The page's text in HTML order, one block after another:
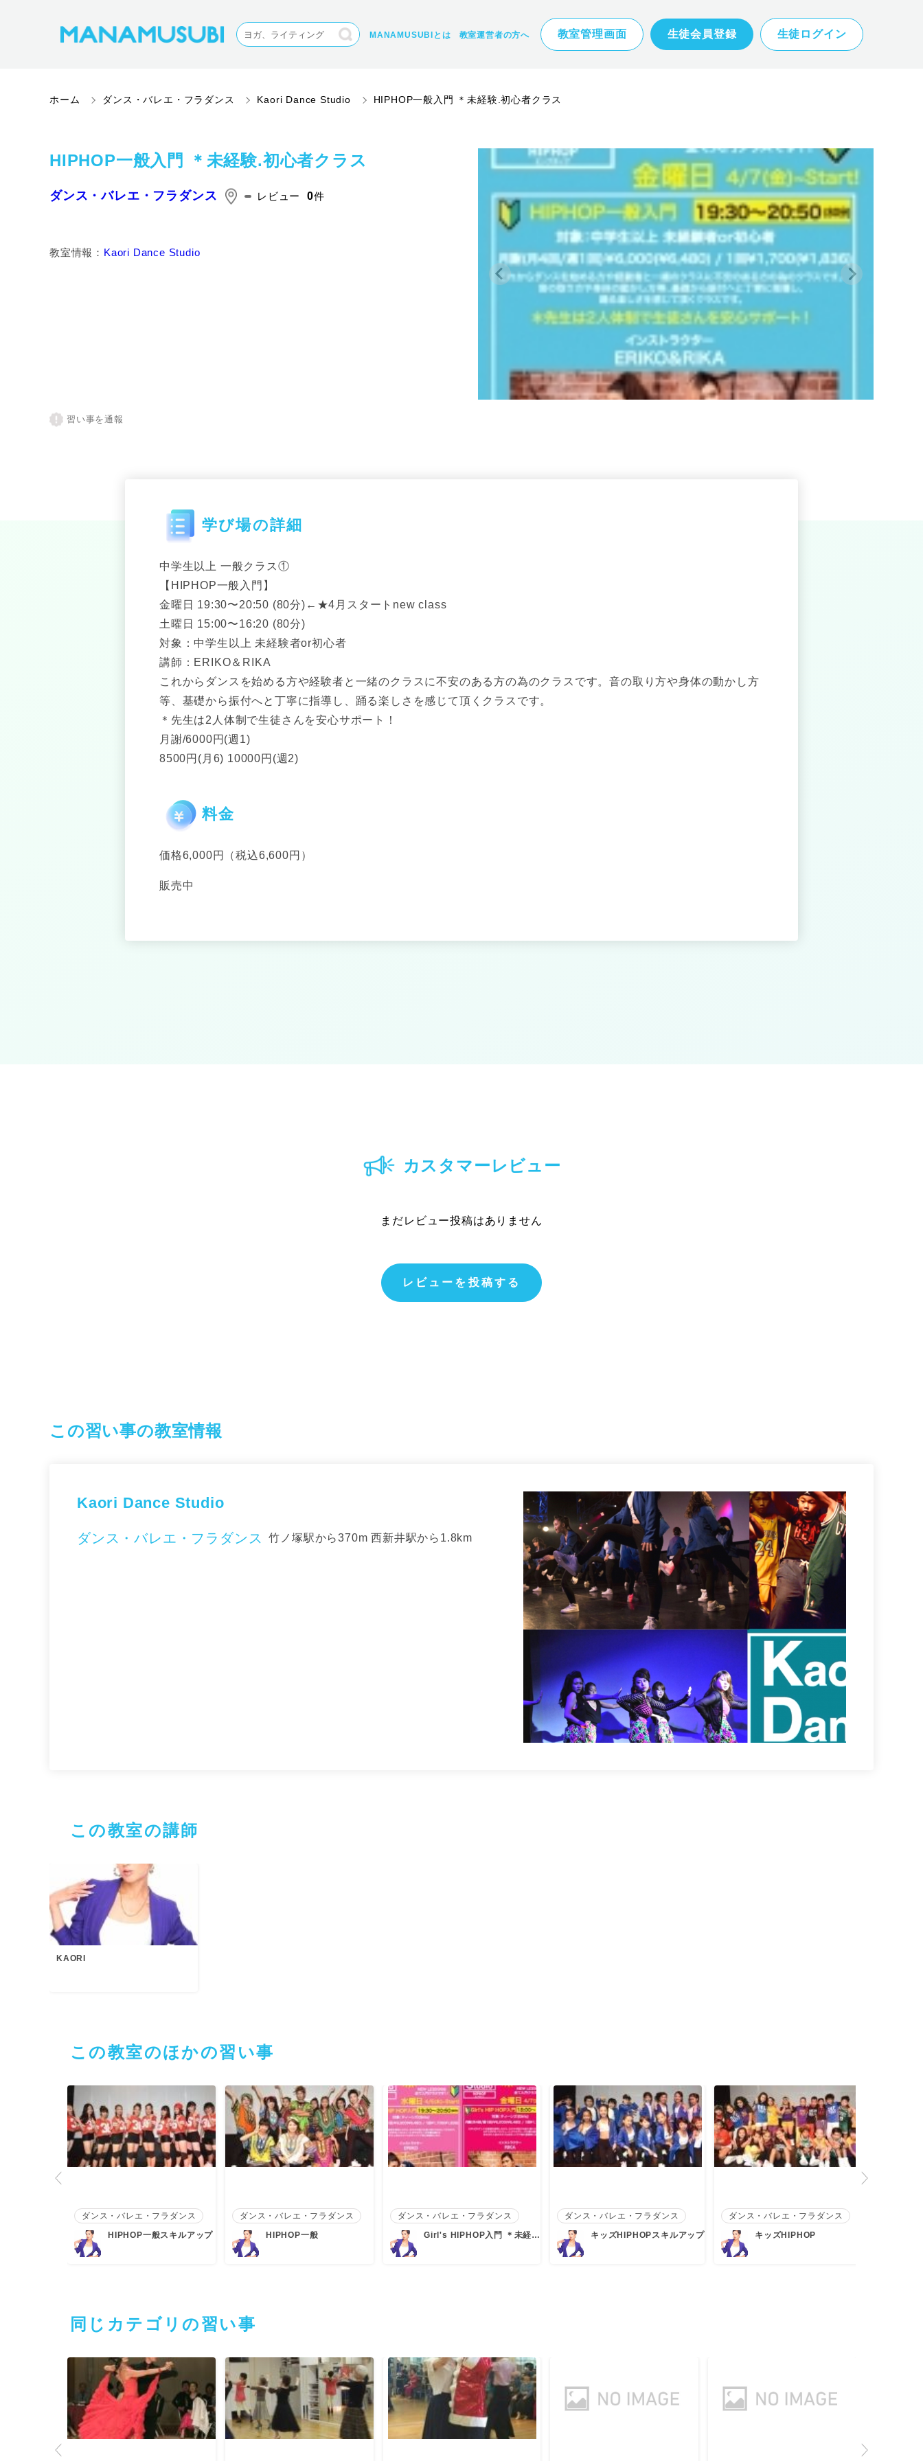
MANAMUSUBIとは 教室運営者の方へ 教室管理画面 生徒会員登録 生徒ログイン
ホーム ダンス・バレエ・フラダンス Kaori Dance Studio HIPHOP一般入門 ＊未経験.初心者クラス
HIPHOP一般入門 ＊未経験.初心者クラス
ダンス・バレエ・フラダンス レビュー 0件
教室情報： Kaori Dance Studio
習い事を通報
学び場の詳細
中学生以上 一般クラス①
【HIPHOP一般入門】
金曜日 19:30〜20:50 (80分)←★4月スタートnew class
土曜日 15:00〜16:20 (80分)
対象：中学生以上 未経験者or初心者
講師：ERIKO＆RIKA
これからダンスを始める方や経験者と一緒のクラスに不安のある方の為のクラスです。音の取り方や身体の動かし方
等、基礎から振付へと丁寧に指導し、踊る楽しさを感じて頂くクラスです。
＊先生は2人体制で生徒さんを安心サポート！
月謝/6000円(週1)
8500円(月6) 10000円(週2)
料金
価格6,000円（税込6,600円）
販売中
カスタマーレビュー
まだレビュー投稿はありません
レビューを投稿する
この習い事の教室情報
Kaori Dance Studio
ダンス・バレエ・フラダンス 竹ノ塚駅から370m 西新井駅から1.8km
この教室の講師
KAORI
この教室のほかの習い事
ダンス・バレエ・フラダンス
HIPHOP一般スキルアップ
ダンス・バレエ・フラダンス
HIPHOP一般
ダンス・バレエ・フラダンス
Girl's HIPHOP入門 ＊未経
ダンス・バレエ・フラダンス
キッズHIPHOPスキルアップ
ダンス・バレエ・フラダンス
キッズHIPHOP
同じカテゴリの習い事